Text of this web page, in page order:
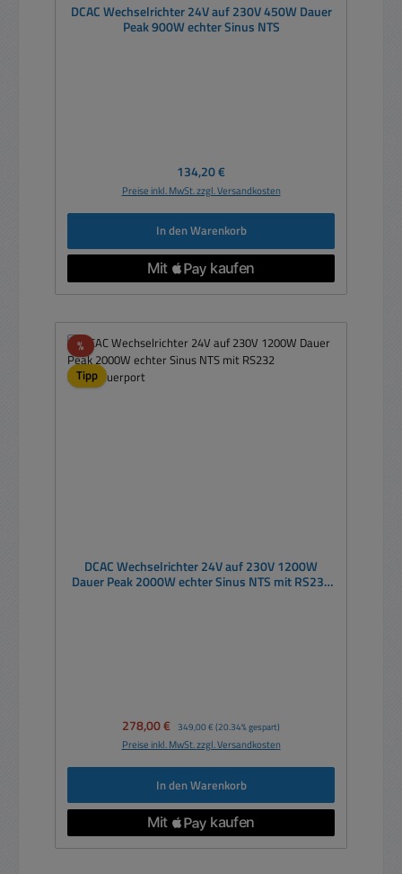
DCAC Wechselrichter 24V auf 230V 450W Dauer
Peak 900W echter Sinus NTS
Regulärer Preis:
134,20 €
Preise inkl. MwSt. zzgl. Versandkosten
In den Warenkorb
%Rabatt
Tipp
DCAC Wechselrichter 24V auf 230V 1200W
Dauer Peak 2000W echter Sinus NTS mit RS232
Verkaufspreis:
278,00 € Regulärer Preis:
349,00 € (20.34% gespart)
Preise inkl. MwSt. zzgl. Versandkosten
In den Warenkorb